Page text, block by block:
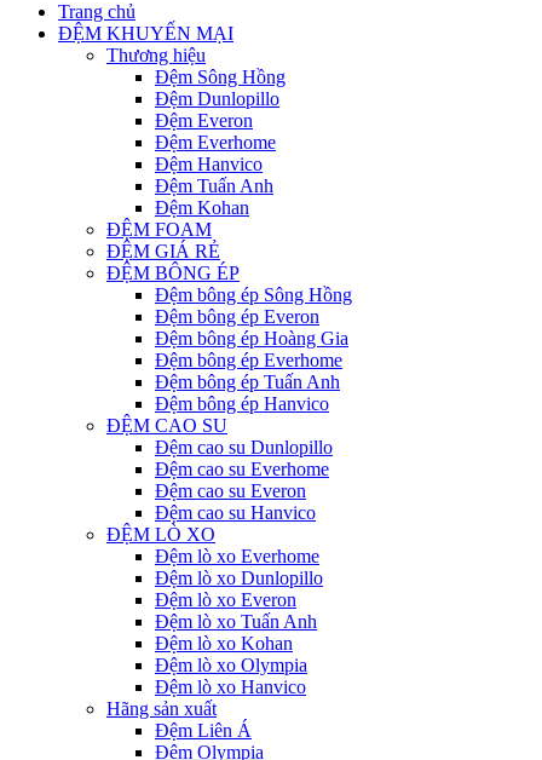
Trang chủ
ĐỆM KHUYẾN MẠI
Thương hiệu
Đệm Sông Hồng
Đệm Dunlopillo
Đệm Everon
Đệm Everhome
Đệm Hanvico
Đệm Tuấn Anh
Đệm Kohan
ĐỆM FOAM
ĐỆM GIÁ RẺ
ĐỆM BÔNG ÉP
Đệm bông ép Sông Hồng
Đệm bông ép Everon
Đệm bông ép Hoàng Gia
Đệm bông ép Everhome
Đệm bông ép Tuấn Anh
Đệm bông ép Hanvico
ĐỆM CAO SU
Đệm cao su Dunlopillo
Đệm cao su Everhome
Đệm cao su Everon
Đệm cao su Hanvico
ĐỆM LÒ XO
Đệm lò xo Everhome
Đệm lò xo Dunlopillo
Đệm lò xo Everon
Đệm lò xo Tuấn Anh
Đệm lò xo Kohan
Đệm lò xo Olympia
Đệm lò xo Hanvico
Hãng sản xuất
Đệm Liên Á
Đệm Olympia